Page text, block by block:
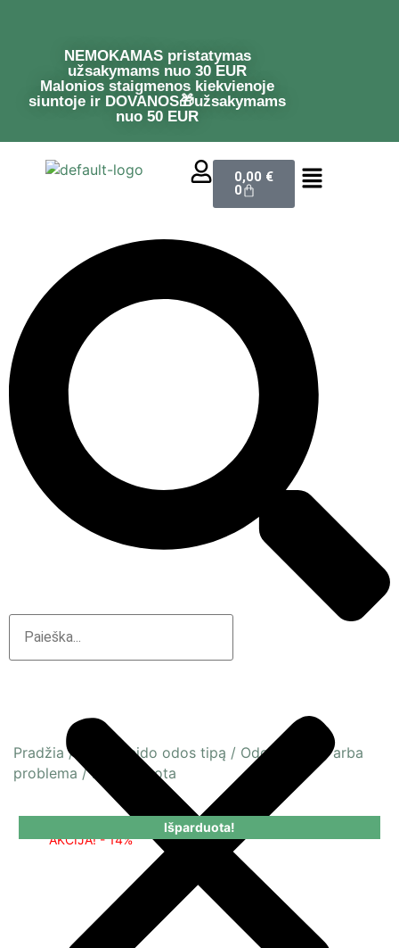
NEMOKAMAS pristatymas
užsakymams nuo 30 EUR
Malonios staigmenos kiekvienoje
siuntoje ir DOVANOS🎁užsakymams
nuo 50 EUR
0,00 €
0
Pradžia/ Pagal veido odos tipą / Odos būsena arba
problema /Dehitratuota
AKCIJA! - 14%
Išparduota!